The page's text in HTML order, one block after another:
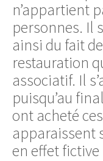
n’appartient
personnes. Il
ainsi du fait
restauration
associatif. Il
puisqu’au
ont acheté
apparaissent
en effet